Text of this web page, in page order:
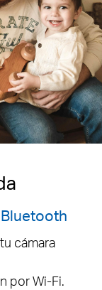
cámara
por Wi-Fi.